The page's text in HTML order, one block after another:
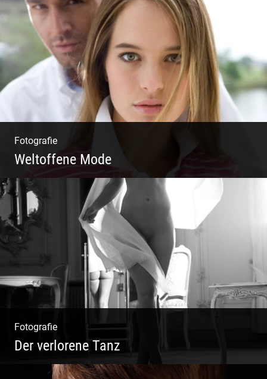
Katalog Shooting | Moderne Klassik |
Luxuriöse Mode | Country Style
Fotografie
Weltoffene Mode
Authentische Damenmode | Hochwertige
Materialien | Moderne Kollektionen |
Exklusive Bekleidung
Fotografie
Der verlorene Tanz